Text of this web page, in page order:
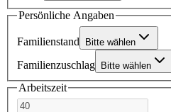
Persönliche Angaben
Familienstand Bitte wählen
Familienzuschlag Bitte wählen
Arbeitszeit